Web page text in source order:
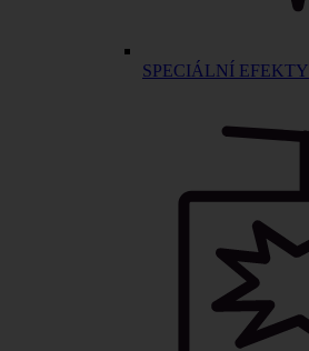
SPECIÁLNÍ EFEKTY